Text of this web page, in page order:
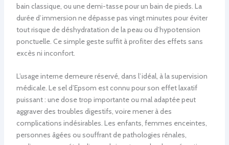
bain classique, ou une demi-tasse pour un bain de pieds. La
durée d’immersion ne dépasse pas vingt minutes pour éviter
tout risque de déshydratation de la peau ou d’hypotension
ponctuelle. Ce simple geste suffit à profiter des effets sans
excès ni inconfort.
L’usage interne demeure réservé, dans l’idéal, à la supervision
médicale. Le sel d’Epsom est connu pour son effet laxatif
puissant : une dose trop importante ou mal adaptée peut
aggraver des troubles digestifs, voire mener à des
complications indésirables. Les enfants, femmes enceintes,
personnes âgées ou souffrant de pathologies rénales,